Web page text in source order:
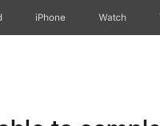
iPhone Watch